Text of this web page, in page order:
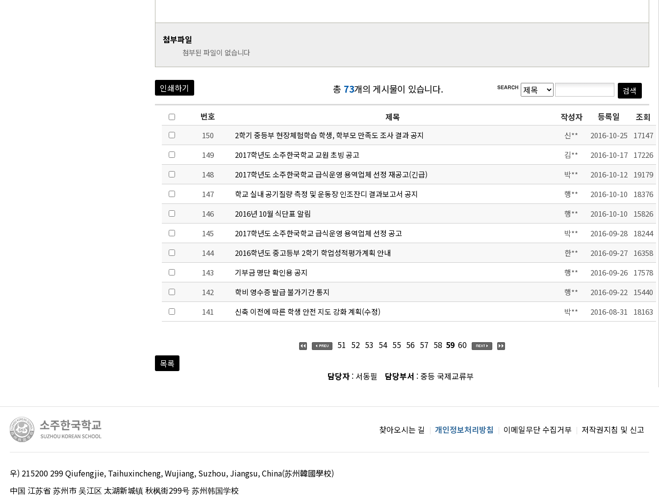
첨부파일
첨부된 파일이 없습니다
인쇄하기 총 73개의 게시물이 있습니다.
번호 제목 작성자 등록일 조회
150 2학기 중등부 현장체험학습 학생, 학부모 만족도 조사 결과 공지 신** 2016-10-25
17147
149
2017학년도 소주한국학교 교원 초빙 공고 김** 2016-10-17
17226
148
2017학년도 소주한국학교 급식운영 용역업체 선정 재공고(긴급) 박** 2016-10-12
19179
147
학교 실내 공기질량 측정 및 운동장 인조잔디 결과보고서 공지 행** 2016-10-10
18376
146
2016년 10월 식단표 알림 행** 2016-10-10
15826
145
2017학년도 소주한국학교 급식운영 용역업체 선정 공고 박** 2016-09-28
18244
144
2016학년도 중고등부 2학기 학업성적평가계획 안내 한** 2016-09-27
16358
143
기부금 명단 확인용 공지 행** 2016-09-26
17578
142
학비 영수증 발급 불가기간 통지 행** 2016-09-22
15440
141
신축 이전에 따른 학생 안전 지도 강화 계획(수정) 박** 2016-08-31 18163
51 52 53 54 55 56 57 58 59 60
목록
담당자 : 서동필 담당부서 : 중등 국제교류부
찾아오시는 길 개인정보처리방침 이메일무단 수집거부 저작권지침 및 신고
우) 215200 299 Qiufengjie, Taihuxincheng, Wujiang, Suzhou, Jiangsu, China(苏州韓國學校)
中国 江苏省 苏州市 吴江区 太湖新城镇 秋枫街299号 苏州韩国学校